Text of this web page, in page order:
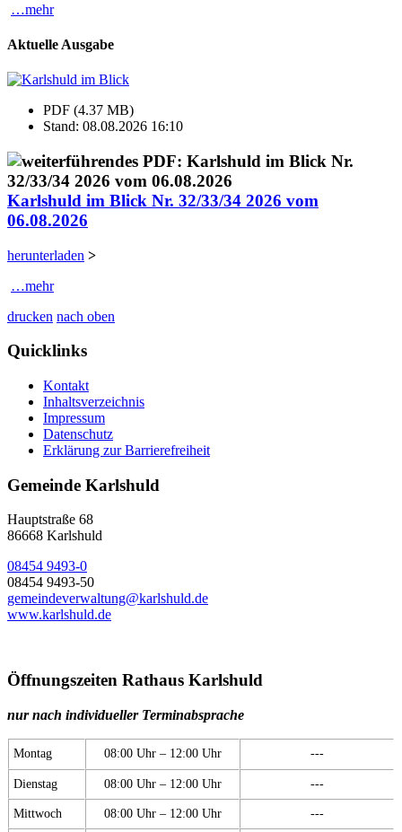
…mehr
Aktuelle Ausgabe
PDF (4.37 MB)
Stand: 08.08.2026 16:10
Karlshuld im Blick Nr. 32/33/34 2026 vom
06.08.2026
herunterladen >
…mehr
drucken nach oben
Quicklinks
Kontakt
Inhaltsverzeichnis
Impressum
Datenschutz
Erklärung zur Barrierefreiheit
Gemeinde Karlshuld
Hauptstraße 68
86668 Karlshuld
08454 9493-0
08454 9493-50
gemeindeverwaltung@karlshuld.de
www.karlshuld.de
Öffnungszeiten Rathaus Karlshuld
nur nach individueller Terminabsprache
Montag 08:00 Uhr – 12:00 Uhr ---
Dienstag 08:00 Uhr – 12:00 Uhr ---
Mittwoch 08:00 Uhr – 12:00 Uhr ---